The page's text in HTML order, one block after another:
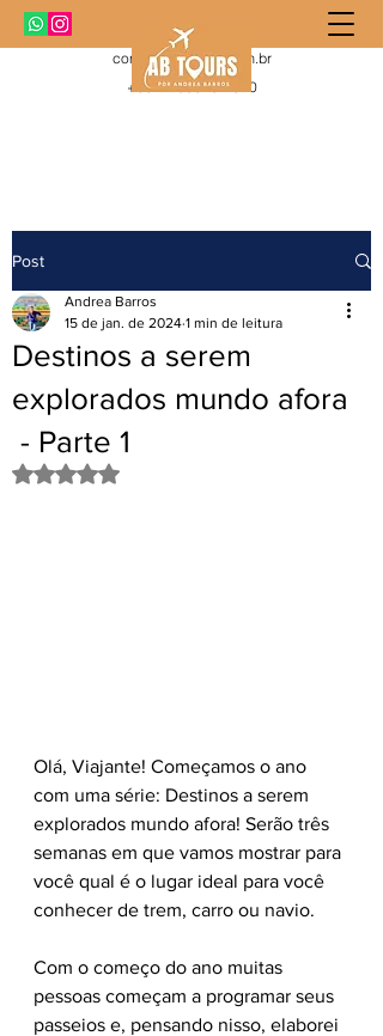
contato@abtours.com.br
+55 11 99919-1010
Post
Destinos a serem
explorados mundo afora
- Parte 1
Andrea Barros
15 de jan. de 2024 1 min de leitura
Avaliado com NaN de 5 estrelas.
Olá, Viajante! Começamos o ano
com uma série: Destinos a serem
explorados mundo afora! Serão três
semanas em que vamos mostrar para
você qual é o lugar ideal para você
conhecer de trem, carro ou navio.
Com o começo do ano muitas
pessoas começam a programar seus
passeios e, pensando nisso, elaborei